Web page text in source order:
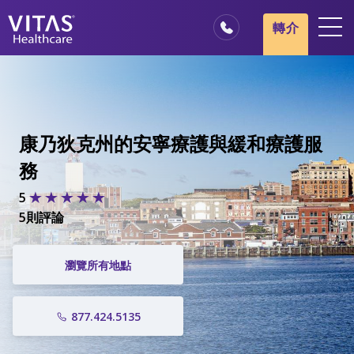
我們的服務
家庭與照顧者
轉介
康乃狄克州的安寧療護與緩和療護服
務
5
5則評論
877.424.5135
瀏覽所有地點